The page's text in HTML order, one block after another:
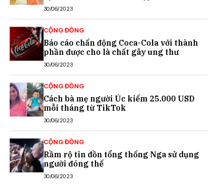
30/06/2023
CỘNG ĐỒNG
Báo cáo chấn động Coca-Cola với thành
phần được cho là chất gây ung thư
30/06/2023
CỘNG ĐỒNG
Cách bà mẹ người Úc kiếm 25.000 USD
mỗi tháng từ TikTok
30/06/2023
CỘNG ĐỒNG
Rầm rộ tin đồn tổng thống Nga sử dụng
người đóng thế
30/06/2023